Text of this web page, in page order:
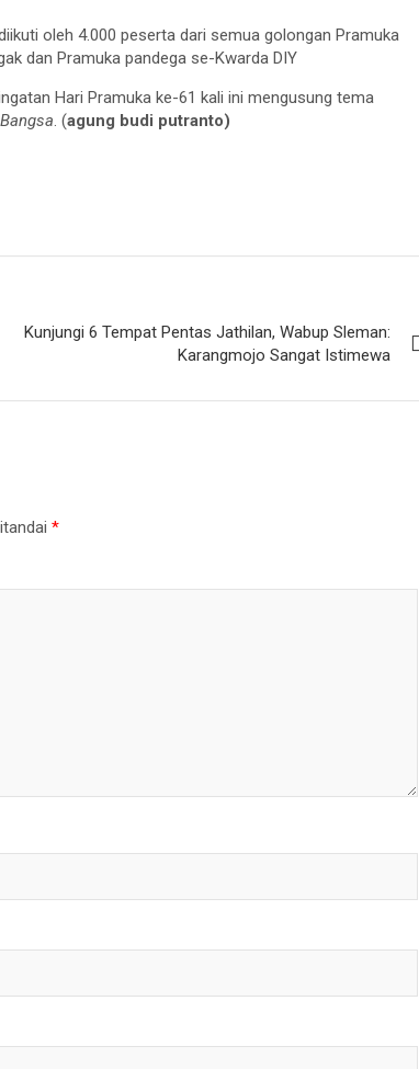
oleh 4.000 peserta dari semua golongan Pramuka
dan Pramuka pandega se-Kwarda DIY
Hari Pramuka ke-61 kali ini mengusung tema
. (agung budi putranto)
Kunjungi 6 Tempat Pentas Jathilan, Wabup Sleman:
Karangmojo Sangat Istimewa
*